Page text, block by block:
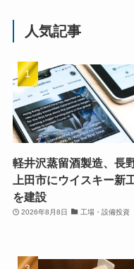
人気記事
軽井沢蒸留酒製造、長
上田市にウイスキー新
を建設
2026年8月8日 工場・設備投資